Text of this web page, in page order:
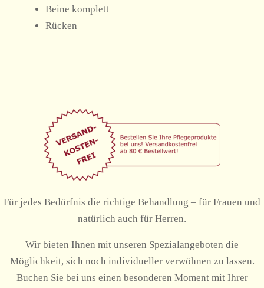
Beine komplett
Rücken
Für jedes Bedürfnis die richtige Behandlung – für Frauen und
natürlich auch für Herren.
Wir bieten Ihnen mit unseren Spezialangeboten die
Möglichkeit, sich noch individueller verwöhnen zu lassen.
Buchen Sie bei uns einen besonderen Moment mit Ihrer